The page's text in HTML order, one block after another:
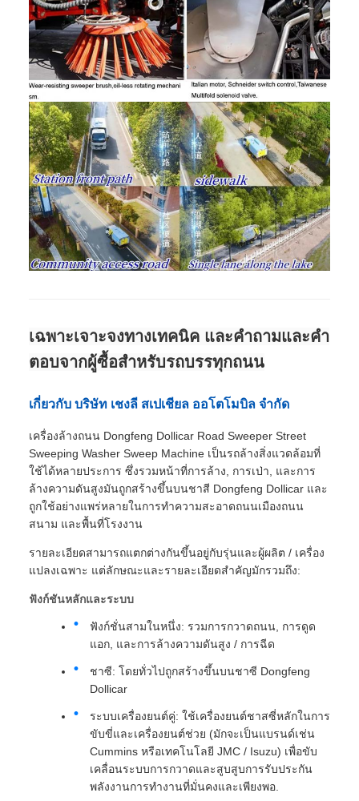
เฉพาะเจาะจงทางเทคนิค และคําถามและคํา
ตอบจากผู้ซื้อสําหรับรถบรรทุกถนน
เกี่ยวกับ บริษัท เชงลี สเปเชียล ออโตโมบิล จํากัด
เครื่องล้างถนน Dongfeng Dollicar Road Sweeper Street
Sweeping Washer Sweep Machine เป็นรถล้างสิ่งแวดล้อมที่
ใช้ได้หลายประการ ซึ่งรวมหน้าที่การล้าง, การเป่า, และการ
ล้างความดันสูงมันถูกสร้างขึ้นบนชาสี Dongfeng Dollicar และ
ถูกใช้อย่างแพร่หลายในการทําความสะอาดถนนเมืองถนน
สนาม และพื้นที่โรงงาน
รายละเอียดสามารถแตกต่างกันขึ้นอยู่กับรุ่นและผู้ผลิต / เครื่อง
แปลงเฉพาะ แต่ลักษณะและรายละเอียดสําคัญมักรวมถึง:
ฟังก์ชันหลักและระบบ
ฟังก์ชั่นสามในหนึ่ง: รวมการกวาดถนน, การดูด
แอก, และการล้างความดันสูง / การฉีด
ชาซี: โดยทั่วไปถูกสร้างขึ้นบนชาซี Dongfeng
Dollicar
ระบบเครื่องยนต์คู่: ใช้เครื่องยนต์ชาสซี่หลักในการ
ขับขี่และเครื่องยนต์ช่วย (มักจะเป็นแบรนด์เช่น
Cummins หรือเทคโนโลยี JMC / Isuzu) เพื่อขับ
เคลื่อนระบบการกวาดและสูบสูบการรับประกัน
พลังงานการทํางานที่มั่นคงและเพียงพอ.